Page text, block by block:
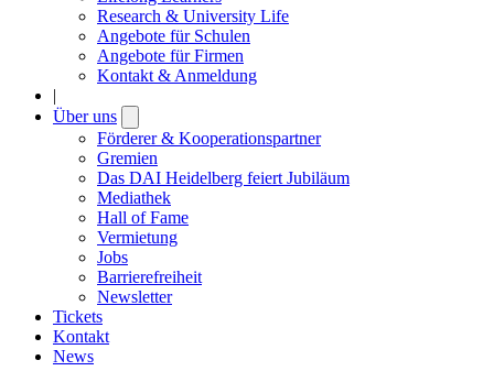
Research & University Life
Angebote für Schulen
Angebote für Firmen
Kontakt & Anmeldung
|
Über uns
submenu
Förderer & Kooperationspartner
Gremien
Das DAI Heidelberg feiert Jubiläum
Mediathek
Hall of Fame
Vermietung
Jobs
Barrierefreiheit
Newsletter
Tickets
Kontakt
News